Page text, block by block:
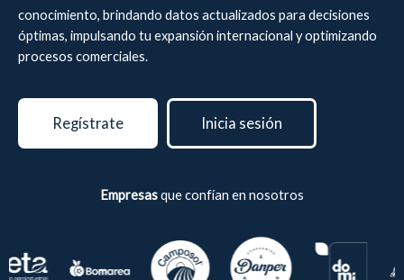
conocimiento, brindando datos actualizados para decisiones
óptimas, impulsando tu expansión internacional y optimizando
procesos comerciales.
Regístrate Inicia sesión
Empresasque confían en nosotros